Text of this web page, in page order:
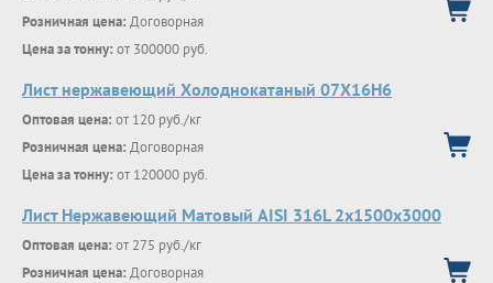
Розничная цена: Договорная
Цена за тонну: от 300000 руб.
Лист нержавеющий Холоднокатаный 07X16H6
Оптовая цена: от 120 руб./кг
Розничная цена: Договорная
Цена за тонну: от 120000 руб.
Лист Нержавеющий Матовый AISI 316L 2х1500х3000
Оптовая цена: от 275 руб./кг
Розничная цена: Договорная